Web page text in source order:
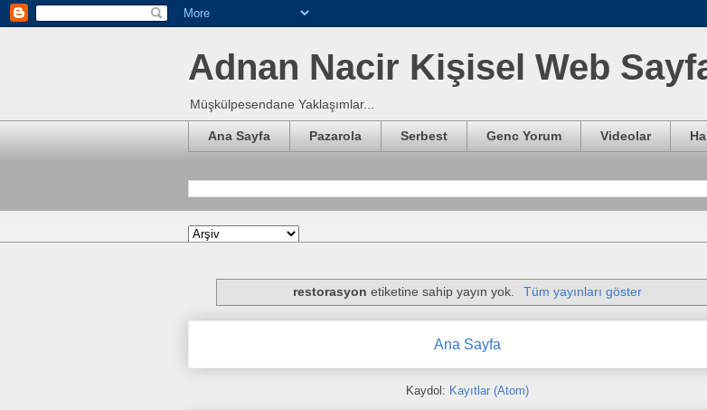
Adnan Nacir Kişisel Web
Müşkülpesendane Yaklaşımlar...
Ana Sayfa Pazarola Serbest Genc Yorum Videolar
restorasyon etiketine sahip yayın yok. Tüm yayınları göster
Ana Sayfa
Kaydol: Kayıtlar (Atom)